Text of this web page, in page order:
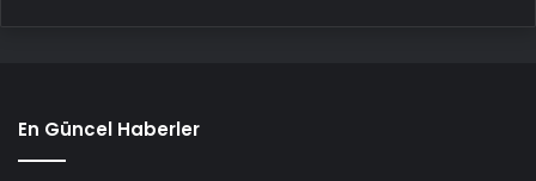
En Güncel Haberler